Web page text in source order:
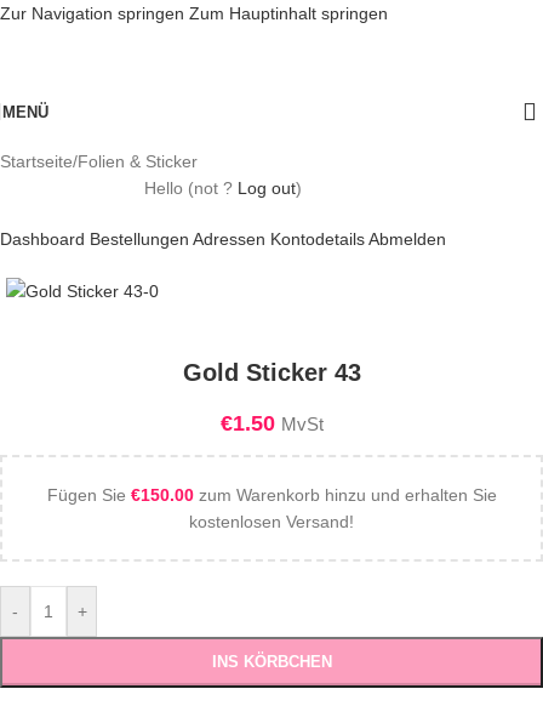
Zur Navigation springen Zum Hauptinhalt springen
MENÜ
Startseite/Folien & Sticker
Hello (not ? Log out)
Dashboard Bestellungen Adressen KontodetailsAbmelden
Gold Sticker 43
€1.50 MvSt
Fügen Sie €150.00zum Warenkorb hinzu und erhalten Sie
kostenlosen Versand!
- +
INS KÖRBCHEN